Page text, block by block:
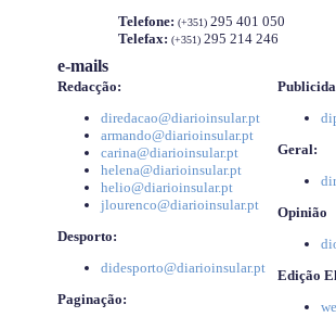
Telefone: (+351) 295 401 050
Telefax: (+351) 295 214 246
e-mails
Redacção:
diredacao@diarioinsular.pt
armando@diarioinsular.pt
carina@diarioinsular.pt
helena@diarioinsular.pt
helio@diarioinsular.pt
jlourenco@diarioinsular.pt
Desporto:
didesporto@diarioinsular.pt
Paginação:
Geral:
Opinião
Edição